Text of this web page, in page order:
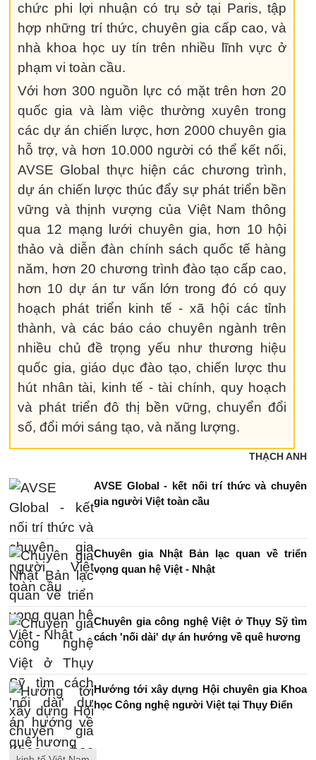
chức phi lợi nhuận có trụ sở tại Paris, tập
hợp những trí thức, chuyên gia cấp cao, và
nhà khoa học uy tín trên nhiều lĩnh vực ở
phạm vi toàn cầu.
Với hơn 300 nguồn lực có mặt trên hơn 20
quốc gia và làm việc thường xuyên trong
các dự án chiến lược, hơn 2000 chuyên gia
hỗ trợ, và hơn 10.000 người có thể kết nối,
AVSE Global thực hiện các chương trình,
dự án chiến lược thúc đẩy sự phát triển bền
vững và thịnh vượng của Việt Nam thông
qua 12 mạng lưới chuyên gia, hơn 10 hội
thảo và diễn đàn chính sách quốc tế hàng
năm, hơn 20 chương trình đào tạo cấp cao,
hơn 10 dự án tư vấn lớn trong đó có quy
hoạch phát triển kinh tế - xã hội các tỉnh
thành, và các báo cáo chuyên ngành trên
nhiều chủ đề trọng yếu như thương hiệu
quốc gia, giáo dục đào tạo, chiến lược thu
hút nhân tài, kinh tế - tài chính, quy hoạch
và phát triển đô thị bền vững, chuyển đổi
số, đổi mới sáng tạo, và năng lượng.
THẠCH ANH
AVSE Global - kết nối trí thức và chuyên
gia người Việt toàn cầu
Chuyên gia Nhật Bản lạc quan về triển
vọng quan hệ Việt - Nhật
Chuyên gia công nghệ Việt ở Thụy Sỹ tìm
cách 'nối dài' dự án hướng về quê hương
Hướng tới xây dựng Hội chuyên gia Khoa
học Công nghệ người Việt tại Thụy Điển